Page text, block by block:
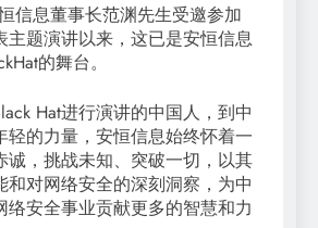
信息董事长范渊先生受邀参加
主题演讲以来，这已是安恒信息
的舞台。
Hat进行演讲的中国人，到中
轻的力量，安恒信息始终怀着一
诚，挑战未知、突破一切，以其
和对网络安全的深刻洞察，为中
络安全事业贡献更多的智慧和力